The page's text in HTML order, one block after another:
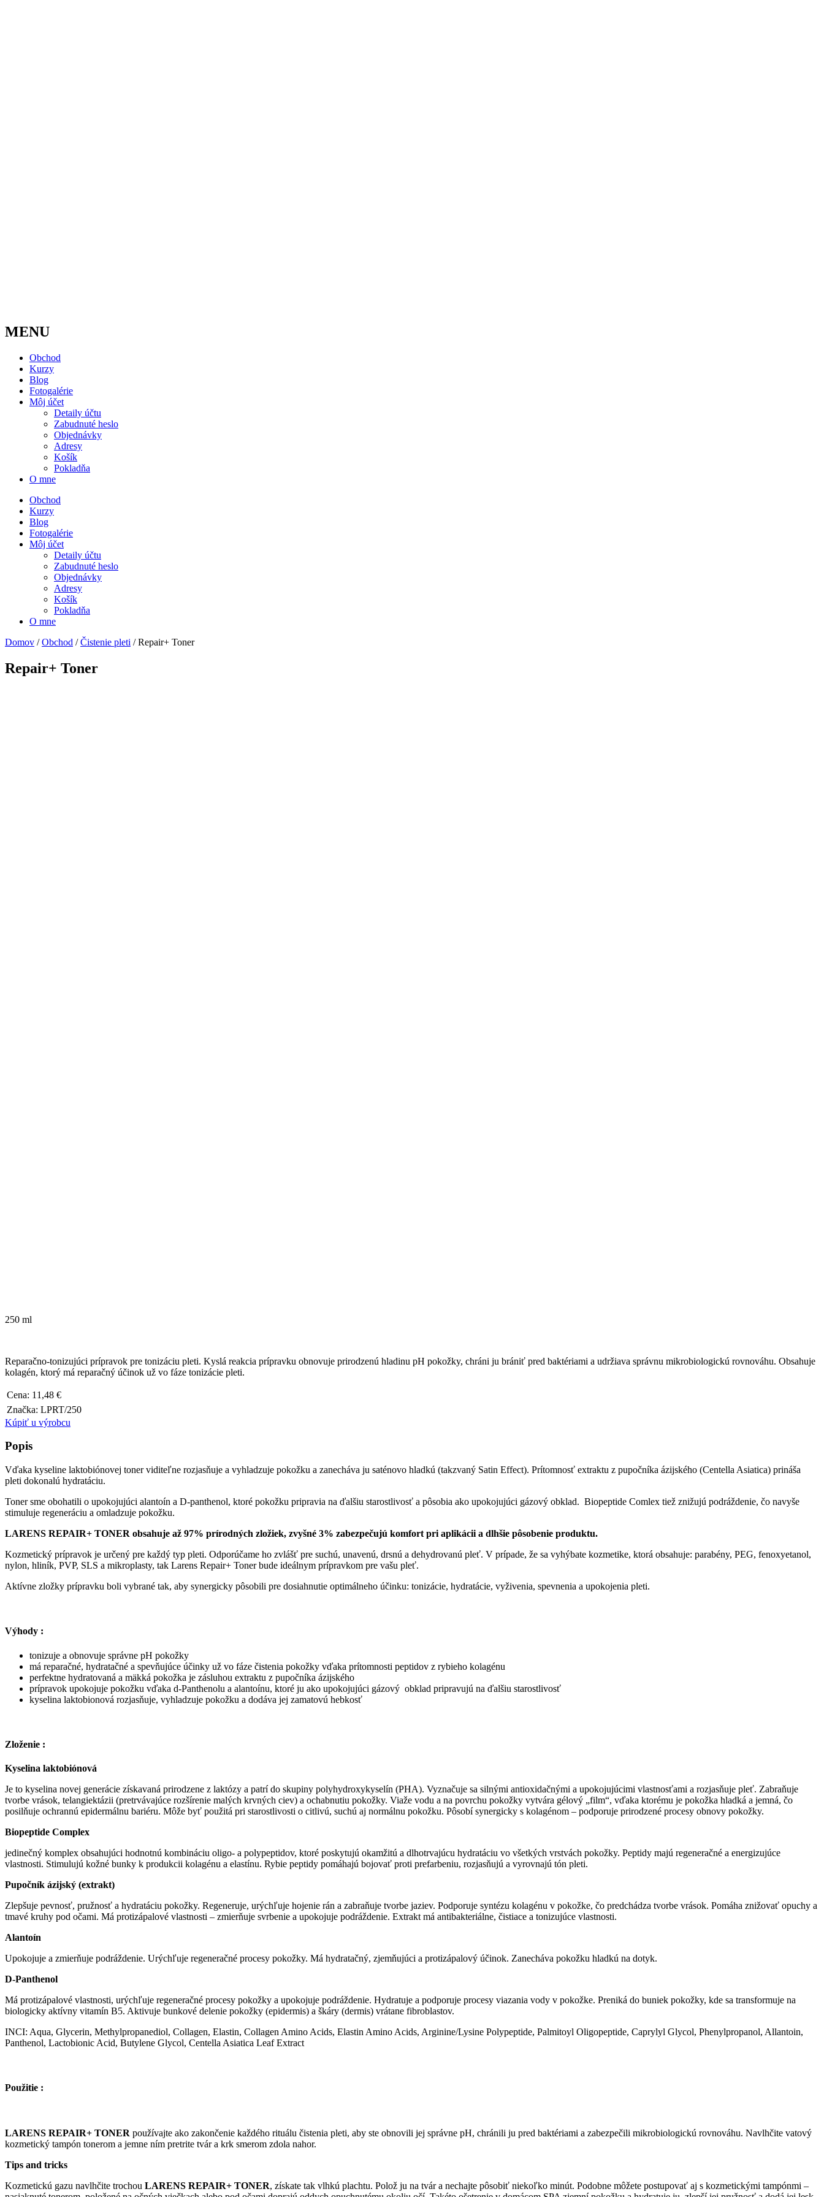
MENU
Obchod
Kurzy
Blog
Fotogalérie
Môj účet
Detaily účtu
Zabudnuté heslo
Objednávky
Adresy
Košík
Pokladňa
O mne
Obchod
Kurzy
Blog
Fotogalérie
Môj účet
Detaily účtu
Zabudnuté heslo
Objednávky
Adresy
Košík
Pokladňa
O mne
Domov /Obchod /Čistenie pleti / Repair+ Toner
Repair+ Toner
250 ml
Reparačno-tonizujúci prípravok pre tonizáciu pleti. Kyslá reakcia prípravku obnovuje prirodzenú hladinu pH pokožky, chráni ju brániť pred baktériami a udržiava správnu mikrobiologickú rovnováhu. Obsahuje
kolagén, ktorý má reparačný účinok už vo fáze tonizácie pleti.
Cena: 11,48 €
Značka: LPRT/250
Kúpiť u výrobcu
Popis
Vďaka kyseline laktobiónovej toner viditeľne rozjasňuje a vyhladzuje pokožku a zanecháva ju saténovo hladkú (takzvaný Satin Effect). Prítomnosť extraktu z pupočníka ázijského (Centella Asiatica) prináša
pleti dokonalú hydratáciu.
Toner sme obohatili o upokojujúci alantoín a D-panthenol, ktoré pokožku pripravia na ďalšiu starostlivosť a pôsobia ako upokojujúci gázový obklad. Biopeptide Comlex tiež znižujú podráždenie, čo navyše
stimuluje regeneráciu a omladzuje pokožku.
LARENS REPAIR+ TONER obsahuje až 97% prírodných zložiek, zvyšné 3% zabezpečujú komfort pri aplikácii a dlhšie pôsobenie produktu.
Kozmetický prípravok je určený pre každý typ pleti. Odporúčame ho zvlášť pre suchú, unavenú, drsnú a dehydrovanú pleť. V prípade, že sa vyhýbate kozmetike, ktorá obsahuje: parabény, PEG, fenoxyetanol,
nylon, hliník, PVP, SLS a mikroplasty, tak Larens Repair+ Toner bude ideálnym prípravkom pre vašu pleť.
Aktívne zložky prípravku boli vybrané tak, aby synergicky pôsobili pre dosiahnutie optimálneho účinku: tonizácie, hydratácie, vyživenia, spevnenia a upokojenia pleti.
Výhody :
tonizuje a obnovuje správne pH pokožky
má reparačné, hydratačné a spevňujúce účinky už vo fáze čistenia pokožky vďaka prítomnosti peptidov z rybieho kolagénu
perfektne hydratovaná a mäkká pokožka je zásluhou extraktu z pupočníka ázijského
prípravok upokojuje pokožku vďaka d-Panthenolu a alantoínu, ktoré ju ako upokojujúci gázový obklad pripravujú na ďalšiu starostlivosť
kyselina laktobionová rozjasňuje, vyhladzuje pokožku a dodáva jej zamatovú hebkosť
Zloženie :
Kyselina laktobiónová
Je to kyselina novej generácie získavaná prirodzene z laktózy a patrí do skupiny polyhydroxykyselín (PHA). Vyznačuje sa silnými antioxidačnými a upokojujúcimi vlastnosťami a rozjasňuje pleť. Zabraňuje
tvorbe vrások, telangiektázii (pretrvávajúce rozšírenie malých krvných ciev) a ochabnutiu pokožky. Viaže vodu a na povrchu pokožky vytvára gélový „film“, vďaka ktorému je pokožka hladká a jemná, čo
posilňuje ochrannú epidermálnu bariéru. Môže byť použitá pri starostlivosti o citlivú, suchú aj normálnu pokožku. Pôsobí synergicky s kolagénom – podporuje prirodzené procesy obnovy pokožky.
Biopeptide Complex
jedinečný komplex obsahujúci hodnotnú kombináciu oligo- a polypeptidov, ktoré poskytujú okamžitú a dlhotrvajúcu hydratáciu vo všetkých vrstvách pokožky. Peptidy majú regeneračné a energizujúce
vlastnosti. Stimulujú kožné bunky k produkcii kolagénu a elastínu. Rybie peptidy pomáhajú bojovať proti prefarbeniu, rozjasňujú a vyrovnajú tón pleti.
Pupočník ázijský (extrakt)
Zlepšuje pevnosť, pružnosť a hydratáciu pokožky. Regeneruje, urýchľuje hojenie rán a zabraňuje tvorbe jaziev. Podporuje syntézu kolagénu v pokožke, čo predchádza tvorbe vrások. Pomáha znižovať opuchy a
tmavé kruhy pod očami. Má protizápalové vlastnosti – zmierňuje svrbenie a upokojuje podráždenie. Extrakt má antibakteriálne, čistiace a tonizujúce vlastnosti.
Alantoín
Upokojuje a zmierňuje podráždenie. Urýchľuje regeneračné procesy pokožky. Má hydratačný, zjemňujúci a protizápalový účinok. Zanecháva pokožku hladkú na dotyk.
D-Panthenol
Má protizápalové vlastnosti, urýchľuje regeneračné procesy pokožky a upokojuje podráždenie. Hydratuje a podporuje procesy viazania vody v pokožke. Preniká do buniek pokožky, kde sa transformuje na
biologicky aktívny vitamín B5. Aktivuje bunkové delenie pokožky (epidermis) a škáry (dermis) vrátane fibroblastov.
INCI: Aqua, Glycerin, Methylpropanediol, Collagen, Elastin, Collagen Amino Acids, Elastin Amino Acids, Arginine/Lysine Polypeptide, Palmitoyl Oligopeptide, Caprylyl Glycol, Phenylpropanol, Allantoin,
Panthenol, Lactobionic Acid, Butylene Glycol, Centella Asiatica Leaf Extract
Použitie :
LARENS REPAIR+ TONER používajte ako zakončenie každého rituálu čistenia pleti, aby ste obnovili jej správne pH, chránili ju pred baktériami a zabezpečili mikrobiologickú rovnováhu. Navlhčite vatový
kozmetický tampón tonerom a jemne ním pretrite tvár a krk smerom zdola nahor.
Tips and tricks
Kozmetickú gazu navlhčite trochou LARENS REPAIR+ TONER, získate tak vlhkú plachtu. Polož ju na tvár a nechajte pôsobiť niekoľko minút. Podobne môžete postupovať aj s kozmetickými tampónmi –